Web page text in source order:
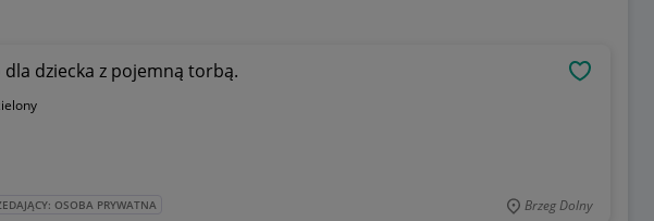
dla dziecka z pojemną torbą.
OSOBA PRYWATNA Brzeg Dolny